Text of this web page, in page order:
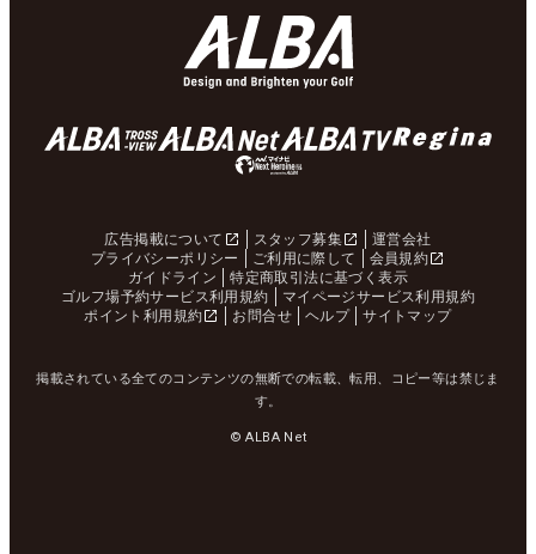
広告掲載について スタッフ募集
運営会社
プライバシーポリシー
ご利用に際して
会員規約
ガイドライン
特定商取引法に基づく表示
ゴルフ場予約サービス利用規約
マイページサービス利用規約
ポイント利用規約
お問合せ ヘルプ サイトマップ
掲載されている全てのコンテンツの無断での転載、転用、コピー等は禁じま
す。
© ALBA Net